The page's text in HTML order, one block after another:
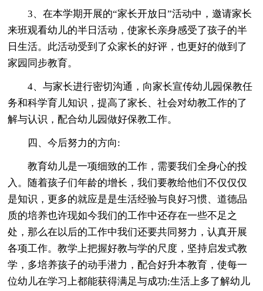
3、在本学期开展的“家长开放日”活动中，邀请家长
来班观看幼儿的半日活动，使家长亲身感受了孩子的半
日生活。此活动受到了众家长的好评，也更好的做到了
家园同步教育。
4、与家长进行密切沟通，向家长宣传幼儿园保教任
务和科学育儿知识，提高了家长、社会对幼教工作的了
解与认识，配合幼儿园做好保教工作。
四、今后努力的方向:
教育幼儿是一项细致的工作，需要我们全身心的投
入。随着孩子们年龄的增长，我们要教给他们不仅仅仅
是知识，更多的就应是是生活经验与良好习惯、道德品
质的培养也许现如今我们的工作中还存在一些不足之
处，那么在以后的工作中我们还要共同努力，认真开展
各项工作。教学上把握好教与学的尺度，坚持启发式教
学，多培养孩子的动手潜力，配合好升本教育，使每一
位幼儿在学习上都能获得满足与成功;生活上多了解幼儿